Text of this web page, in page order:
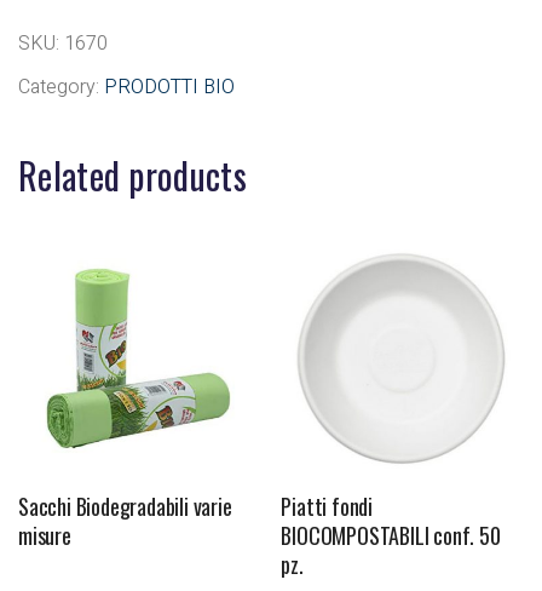
SKU: 1670
Category: PRODOTTI BIO
Related products
Sacchi Biodegradabili varie
misure
Piatti fondi
BIOCOMPOSTABILI conf. 50
pz.